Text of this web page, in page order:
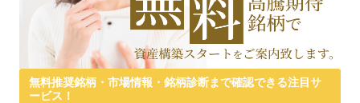
無料推奨銘柄・市場情報・銘柄診断まで確認できる注目サ
ービス！